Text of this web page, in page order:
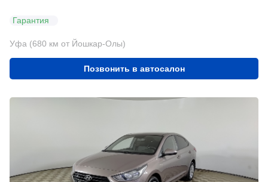
Гарантия
Уфа (680 км от Йошкар-Олы)
Позвонить в автосалон